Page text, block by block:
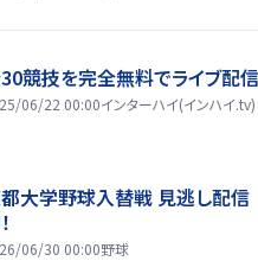
競技を完全無料でライブ配信
06/22 00:00インターハイ(インハイ.tv)
大学野球入替戦 見逃し配信
06/30 00:00野球